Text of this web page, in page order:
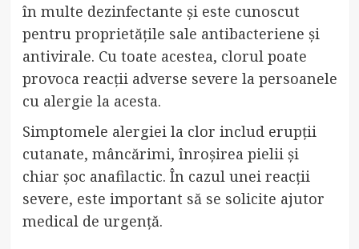
în multe dezinfectante și este cunoscut
pentru proprietățile sale antibacteriene și
antivirale. Cu toate acestea, clorul poate
provoca reacții adverse severe la persoanele
cu alergie la acesta.
Simptomele alergiei la clor includ erupții
cutanate, mâncărimi, înroșirea pielii și
chiar șoc anafilactic. În cazul unei reacții
severe, este important să se solicite ajutor
medical de urgență.